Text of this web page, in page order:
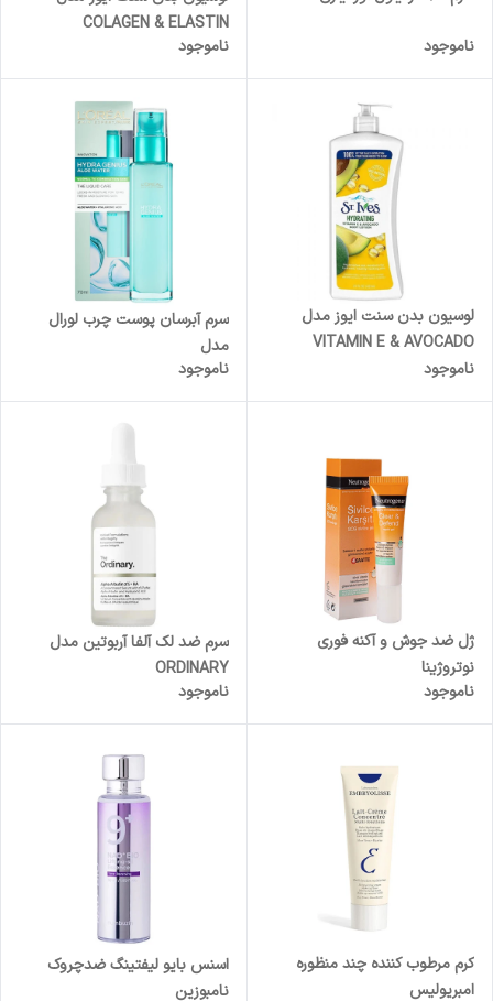
ناموجود
COLAGEN & ELASTIN
ناموجود
لوسیون بدن سنت ایوز مدل
VITAMIN E & AVOCADO
ناموجود
سرم آبرسان پوست چرب لورال
مدل
ناموجود
ژل ضد جوش و آکنه فوری
نوتروژینا
ناموجود
سرم ضد لک آلفا آربوتین مدل
ORDINARY
ناموجود
کرم مرطوب کننده چند منظوره
امبریولیس
اسنس بایو لیفتینگ ضدچروک
نامبوزین